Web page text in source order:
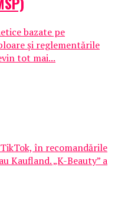
bazate pe
și reglementările
tot mai...
în recomandările
Kaufland. „K-Beauty” a